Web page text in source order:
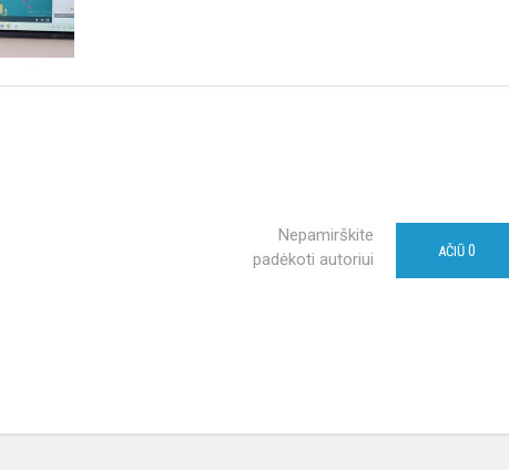
Nepamirškite
padėkoti autoriui
AČIŪ 0